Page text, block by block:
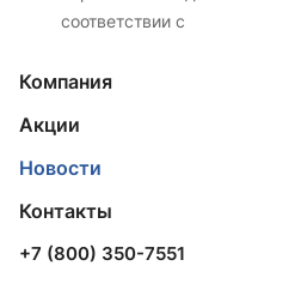
соответствии с
Компания
Акции
Новости
Контакты
+7 (800) 350-7551